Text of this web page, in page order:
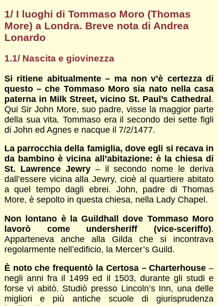
1/ I luoghi di Tommaso Moro (Thomas
More) a Londra. Breve nota di Andrea
Lonardo
1.1/ Nascita e giovinezza
Si ritiene abitualmente – ma non v’è certezza di
questo – che Tommaso Moro sia nato nella casa
paterna in Milk Street, vicino St. Paul’s Cathedral.
Qui Sir John More, suo padre, visse la maggior parte
della sua vita. Tommaso era il secondo dei sette figli
di John ed Agnes e nacque il 7/2/1477.
La parrocchia della famiglia, dove egli si recava in
da bambino è vicina all’abitazione: è la chiesa di
St. Lawrence Jewry– il secondo nome le deriva
dall’essere vicina alla Jewry, cioè al quartiere abitato
a quel tempo dagli ebrei. John, padre di Thomas
More, è sepolto in questa chiesa, nella Lady Chapel.
Non lontano è la Guildhall dove Tommaso Moro
lavorò come undersheriff (vice-sceriffo).
Apparteneva anche alla Gilda che si incontrava
regolarmente nell’edificio, la Mercer’s Guild.
È noto che frequentò la Certosa – Charterhouse –
negli anni fra il 1499 ed il 1503, durante gli studi e
forse vi abitò. Studiò presso Lincoln’s Inn, una delle
migliori e più antiche scuole di giurisprudenza